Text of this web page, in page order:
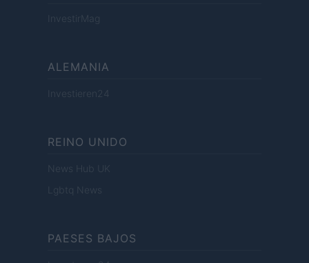
InvestirMag
ALEMANIA
Investieren24
REINO UNIDO
News Hub UK
Lgbtq News
PAESES BAJOS